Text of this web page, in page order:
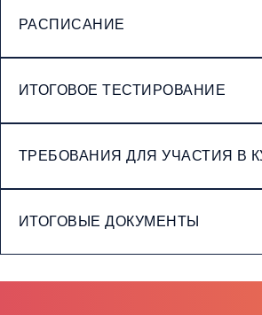
РАСПИСАНИЕ
ИТОГОВОЕ ТЕСТИРОВАНИЕ
ТРЕБОВАНИЯ ДЛЯ УЧАСТИЯ В
ИТОГОВЫЕ ДОКУМЕНТЫ